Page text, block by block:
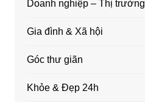
Doanh nghiệp – Thị trường
Gia đình & Xã hội
Góc thư giãn
Khỏe & Đẹp 24h